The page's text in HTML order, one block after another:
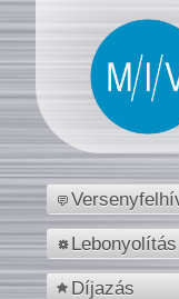
Lebonyolítás
Díjazás